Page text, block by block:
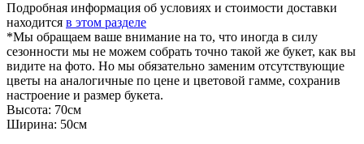
Подробная информация об условиях и стоимости доставки
находится в этом разделе
*Мы обращаем ваше внимание на то, что иногда в силу
сезонности мы не можем собрать точно такой же букет, как вы
видите на фото. Но мы обязательно заменим отсутствующие
цветы на аналогичные по цене и цветовой гамме, сохранив
настроение и размер букета.
Высота: 70см
Ширина: 50см